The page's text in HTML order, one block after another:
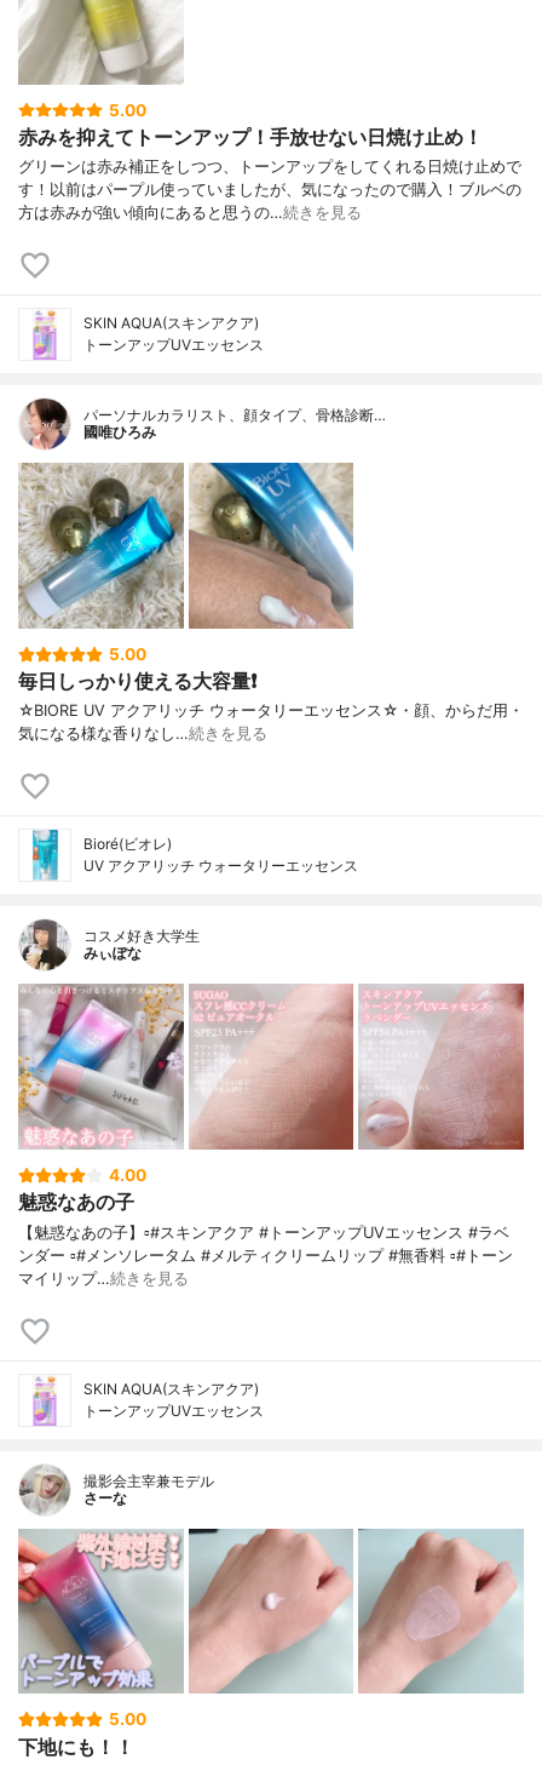
5.00
赤みを抑えてトーンアップ！手放せない日焼け止め！
グリーンは赤み補正をしつつ、トーンアップをしてくれる日焼け止めで
す！以前はパープル使っていましたが、気になったので購入！ブルベの
方は赤みが強い傾向にあると思うの…続きを見る
SKIN AQUA(スキンアクア)
トーンアップUVエッセンス
パーソナルカラリスト、顔タイプ、骨格診断…
國唯ひろみ
5.00
毎日しっかり使える大容量❗
☆BIORE UV アクアリッチ ウォータリーエッセンス☆・顔、からだ用・
気になる様な香りなし…続きを見る
Bioré(ビオレ)
UV アクアリッチ ウォータリーエッセンス
コスメ好き大学生
みぃぽな
4.00
魅惑なあの子
【魅惑なあの子】▫️#スキンアクア #トーンアップUVエッセンス #ラベ
ンダー ▫️#メンソレータム #メルティクリームリップ #無香料 ▫️#トーン
マイリップ…続きを見る
SKIN AQUA(スキンアクア)
トーンアップUVエッセンス
撮影会主宰兼モデル
さーな
5.00
下地にも！！